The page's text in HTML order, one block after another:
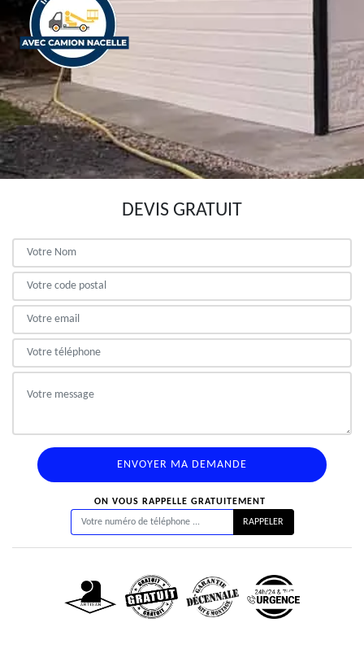
DEVIS GRATUIT
ON VOUS RAPPELLE GRATUITEMENT